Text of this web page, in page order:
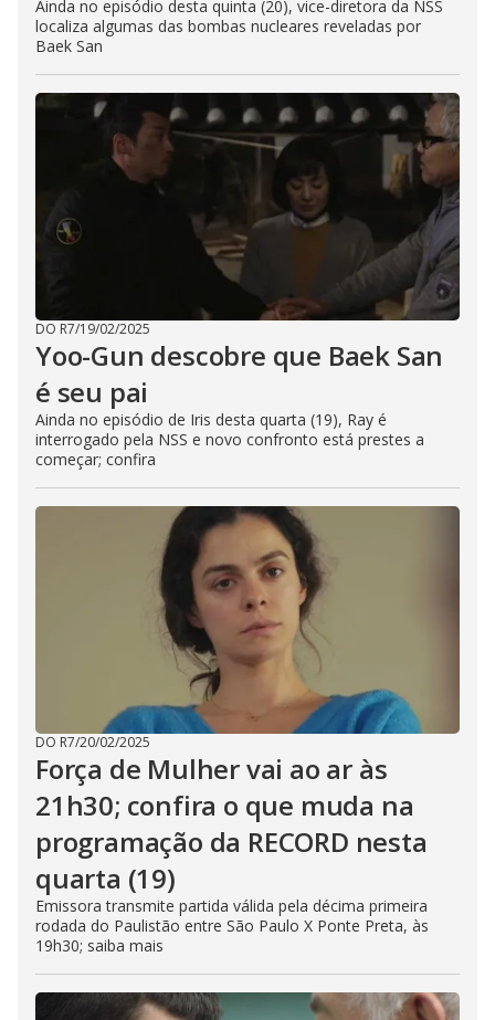
Ainda no episódio desta quinta (20), vice-diretora da NSS
localiza algumas das bombas nucleares reveladas por
Baek San
DO R7/19/02/2025
Yoo-Gun descobre que Baek San
é seu pai
Ainda no episódio de Iris desta quarta (19), Ray é
interrogado pela NSS e novo confronto está prestes a
começar; confira
DO R7/20/02/2025
Força de Mulher vai ao ar às
21h30; confira o que muda na
programação da RECORD nesta
quarta (19)
Emissora transmite partida válida pela décima primeira
rodada do Paulistão entre São Paulo X Ponte Preta, às
19h30; saiba mais